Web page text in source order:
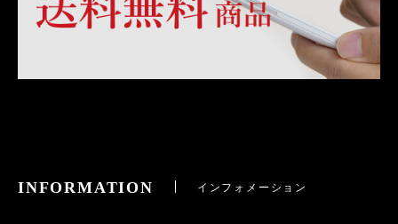
INFORMATION インフォメーション